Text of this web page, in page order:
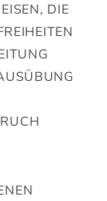
DIE